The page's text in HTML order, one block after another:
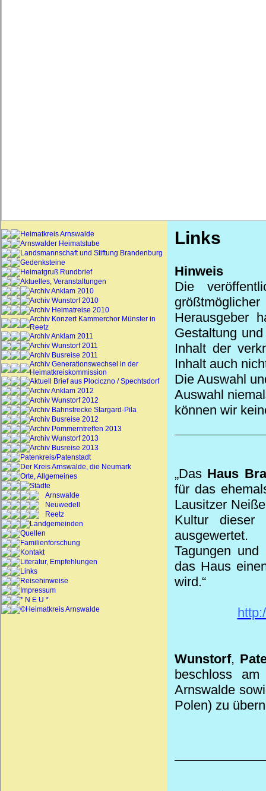
Heimatkreis Arnswalde
Arnswalder Heimatstube
Landsmannschaft und Stiftung Brandenburg
Gedenksteine
Heimatgruß Rundbrief
Aktuelles, Veranstaltungen
Archiv Anklam 2010
Archiv Wunstorf 2010
Archiv Heimatreise 2010
Archiv Konzert Kammerchor Münster in
Reetz
Archiv Anklam 2011
Archiv Wunstorf 2011
Archiv Busreise 2011
Archiv Generationswechsel in der
Heimatkreiskommission
Aktuell Brief aus Plociczno / Spechtsdorf
Archiv Anklam 2012
Archiv Wunstorf 2012
Archiv Bahnstrecke Stargard-Pila
Archiv Busreise 2012
Archiv Pommerntreffen 2013
Archiv Wunstorf 2013
Archiv Busreise 2013
Patenkreis/Patenstadt
Der Kreis Arnswalde, die Neumark
Orte, Allgemeines
Städte
Arnswalde
Neuwedell
Reetz
Landgemeinden
Quellen
Familienforschung
Kontakt
Literatur, Empfehlungen
Links
Reisehinweise
Impressum
* N E U *
©Heimatkreis Arnswalde
Links
Hinweis
Die
Herausgeber
Gestaltung
Inhalt der
Inhalt auch
Die Auswahl
Auswahl
können wir
„Das Haus
für das
Lausitzer
Kultur dieser
ausgewertet.
Tagungen und
das Haus
wird.“
Wunstorf,
beschloss
Arnswalde
Polen) zu